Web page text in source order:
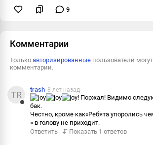
9
Комментарии
Только авторизированные пользователи
комментарии.
TR trash 8 лет назад
! Поржал! Видимо
бак.
Честно, кроме как«Ребята упоролись
» в голову не приходит.
Ответить
Показать 1 ответов